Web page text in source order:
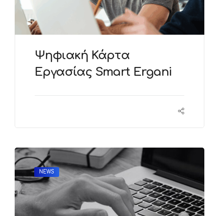
Ψηφιακή Κάρτα
Εργασίας Smart Ergani
NEWS